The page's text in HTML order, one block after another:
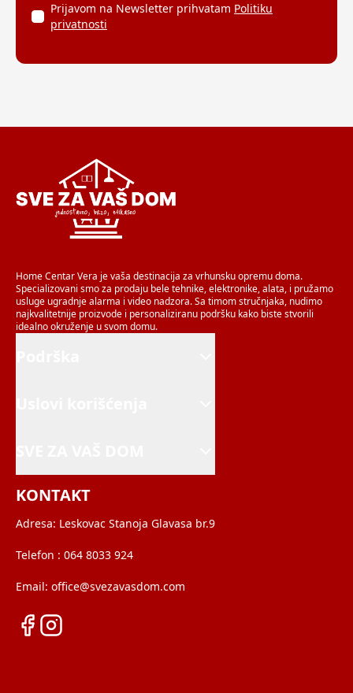
Prijavom na Newsletter prihvatam Politiku
privatnosti
Home Centar Vera je vaša destinacija za vrhunsku opremu doma.
Specializovani smo za prodaju bele tehnike, elektronike, alata, i pružamo
usluge ugradnje alarma i video nadzora. Sa timom stručnjaka, nudimo
najkvalitetnije proizvode i personaliziranu podršku kako biste stvorili
idealno okruženje u svom domu.
KONTAKT
Adresa: Leskovac Stanoja Glavasa br.9
Telefon : 064 8033 924
Email: office@svezavasdom.com